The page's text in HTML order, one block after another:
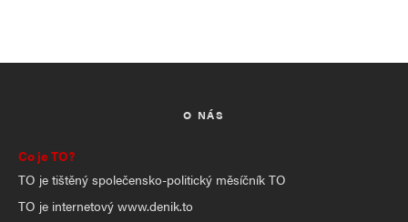
O NÁS
Co je TO?
TO je tištěný společensko-politický měsíčník TO
TO je internetový www.denik.to